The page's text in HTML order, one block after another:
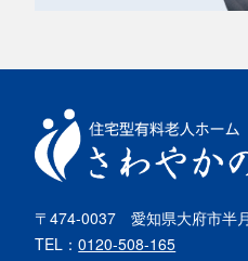
〒474-0037愛知県大府市半
TEL：0120-508-165